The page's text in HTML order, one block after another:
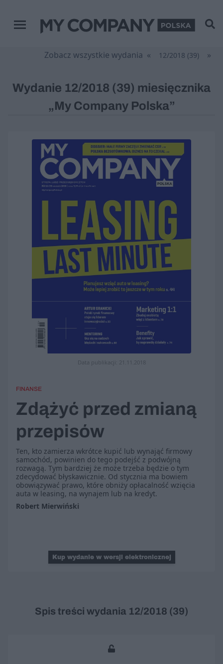
Menu główne
Zobacz wszystkie wydania « 12/2018 (39) »
Wydanie 12/2018 (39) miesięcznika
„My Company Polska”
Data publikacji: 21.11.2018
FINANSE
Zdążyć przed zmianą
przepisów
Ten, kto zamierza wkrótce kupić lub wynająć firmowy
samochód, powinien do tego podejść z podwójną
rozwagą. Tym bardziej że może trzeba będzie o tym
zdecydować błyskawicznie. Od stycznia ma bowiem
obowiązywać prawo, które obniży opłacalność wzięcia
auta w leasing, na wynajem lub na kredyt.
Robert Mierwiński
Kup wydanie w wersji elektronicznej
Spis treści wydania 12/2018 (39)